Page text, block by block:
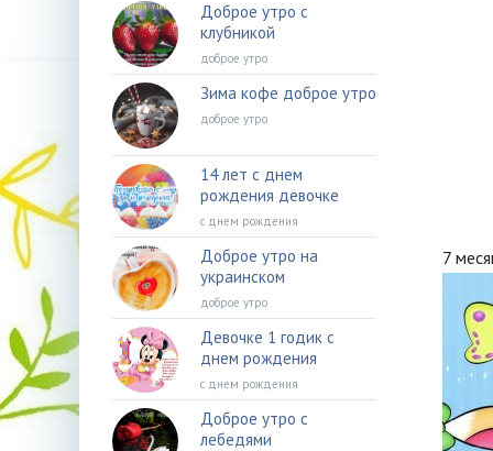
7
Доброе утро с
клубникой
доброе утро
Зима кофе доброе утро
доброе утро
14 лет с днем
рождения девочке
с днем рождения
Доброе утро на
украинском
доброе утро
Девочке 1 годик с
днем рождения
с днем рождения
Доброе утро с
лебедями